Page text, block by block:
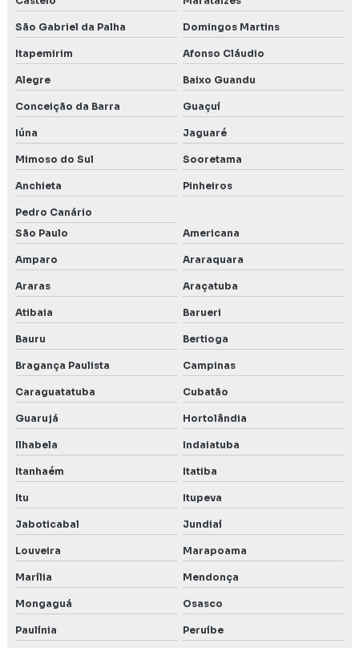
Licenciamento ambiental em Belo Horizonte
Licenciamento ambiental em Betim
Licenciamento ambiental consultoria
Licenciamento ambiental Contagem MG
Licenciamento ambiental empresas
Licenciamento ambiental industrial
Licenciamento ambiental para mineração
Licenciamento ambiental para postos de combustíveis
Licenciamento ambiental para transporte de produtos
perigosos
Monitoramento da qualidade da água subterrânea
Monitoramento do solo
Orçamento licenciamento ambiental
Outorga da água
Outorga de direito de uso de recursos hídricos
Outorga de uso da água
PCA plano de controle ambiental
São Gabriel da Palha Domingos Martins
Itapemirim Afonso Cláudio
Alegre Baixo Guandu
Conceição da Barra Guaçuí
Iúna Jaguaré
Mimoso do Sul Sooretama
Anchieta Pinheiros
Pedro Canário
São Paulo
Americana
Amparo Araraquara
Araras Araçatuba
Atibaia Barueri
Bauru Bertioga
Bragança Paulista Campinas
Caraguatatuba Cubatão
Guarujá Hortolândia
Ilhabela Indaiatuba
Itanhaém Itatiba
Itu Itupeva
Jaboticabal Jundiaí
Louveira Marapoama
Marília Mendonça
Mongaguá Osasco
Paulínia Peruíbe